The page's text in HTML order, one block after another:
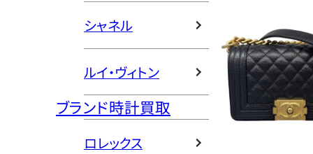
シャネル
ルイ・ヴィトン
ブランド時計買取
ロレックス